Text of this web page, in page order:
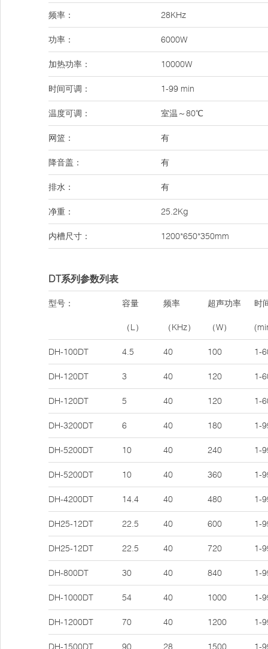
频率： 28KHz
功率： 6000W
加热功率： 10000W
时间可调： 1-99 min
温度可调： 室温～80℃
网篮： 有
降音盖： 有
排水： 有
净重： 25.2Kg
内槽尺寸： 1200*650*350mm
DT系列参数列表
型号： 容量
（L）
频率
（KHz）
超声功率
（W）
时
DH-100DT 4.5 40 100 1-
DH-120DT 3 40 120 1-
DH-120DT 5 40 120 1-
DH-3200DT 6 40 180 1-
DH-5200DT 10 40 240 1-
DH-5200DT 10 40 360 1-
DH-4200DT 14.4 40 480 1-
DH25-12DT 22.5 40 600 1-
DH25-12DT 22.5 40 720 1-
DH-800DT 30 40 840 1-
DH-1000DT 54 40 1000 1-
DH-1200DT 70 40 1200 1-
DH-1500DT 90 28 1500 1-